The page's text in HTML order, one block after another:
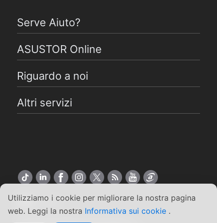
Utilizziamo i cookie per migliorare la nostra pagina
web. Leggi la nostra Informativa sui cookie .
Serve Aiuto?
ASUSTOR Online
Riguardo a noi
Altri servizi
Italiano